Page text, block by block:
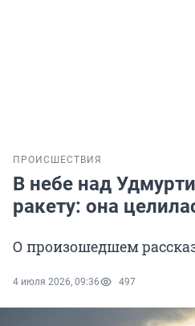
ПРОИСШЕСТВИЯ
В небе над
ракету: она
О произошедшем
4 июля 2026, 09:36 497